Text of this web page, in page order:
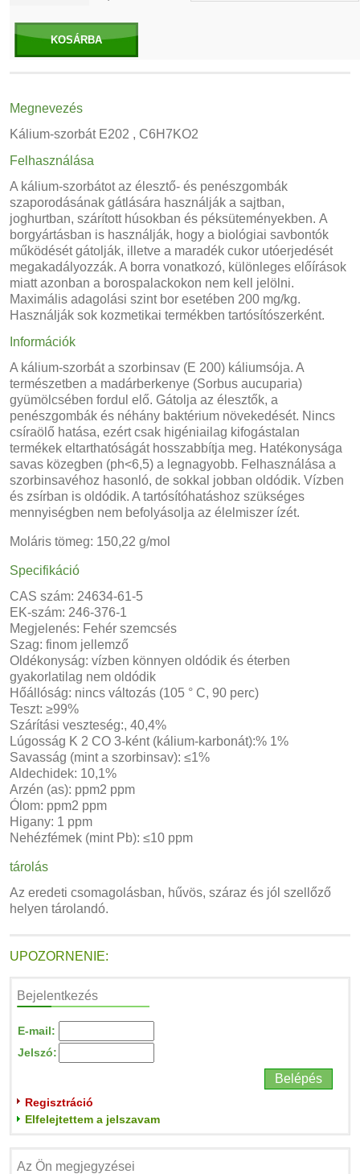
KOSÁRBA
Megnevezés
Kálium-szorbát E202 , C6H7KO2
Felhasználása
A kálium-szorbátot az élesztő- és penészgombák
szaporodásának gátlására használják a sajtban,
joghurtban, szárított húsokban és péksüteményekben. A
borgyártásban is használják, hogy a biológiai savbontók
működését gátolják, illetve a maradék cukor utóerjedését
megakadályozzák. A borra vonatkozó, különleges előírások
miatt azonban a borospalackokon nem kell jelölni.
Maximális adagolási szint bor esetében 200 mg/kg.
Használják sok kozmetikai termékben tartósítószerként.
Információk
A kálium-szorbát a szorbinsav (E 200) káliumsója. A
természetben a madárberkenye (Sorbus aucuparia)
gyümölcsében fordul elő. Gátolja az élesztők, a
penészgombák és néhány baktérium növekedését. Nincs
csíraölő hatása, ezért csak higéniailag kifogástalan
termékek eltarthatóságát hosszabbítja meg. Hatékonysága
savas közegben (ph<6,5) a legnagyobb. Felhasználása a
szorbinsavéhoz hasonló, de sokkal jobban oldódik. Vízben
és zsírban is oldódik. A tartósítóhatáshoz szükséges
mennyiségben nem befolyásolja az élelmiszer ízét.
Moláris tömeg: 150,22 g/mol
Specifikáció
CAS szám: 24634-61-5
EK-szám: 246-376-1
Megjelenés: Fehér szemcsés
Szag: finom jellemző
Oldékonyság: vízben könnyen oldódik és éterben
gyakorlatilag nem oldódik
Hőállóság: nincs változás (105 ° C, 90 perc)
Teszt: ≥99%
Szárítási veszteség:, 40,4%
Lúgosság K 2 CO 3-ként (kálium-karbonát):% 1%
Savasság (mint a szorbinsav): ≤1%
Aldechidek: 10,1%
Arzén (as): ppm2 ppm
Ólom: ppm2 ppm
Higany: 1 ppm
Nehézfémek (mint Pb): ≤10 ppm
tárolás
Az eredeti csomagolásban, hűvös, száraz és jól szellőző
helyen tárolandó.
UPOZORNENIE:
Bejelentkezés
E-mail:
Jelszó:
Regisztráció
Elfelejtettem a jelszavam
Az Ön megjegyzései